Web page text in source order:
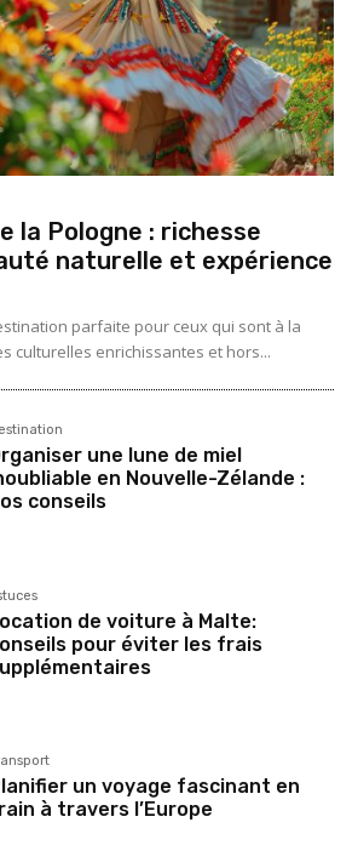
la Pologne : richesse
naturelle et expérience
parfaite pour ceux qui sont à la
culturelles enrichissantes et hors...
une lune de miel
en Nouvelle-Zélande :
conseils
de voiture à Malte:
pour éviter les frais
un voyage fascinant en
à travers l’Europe